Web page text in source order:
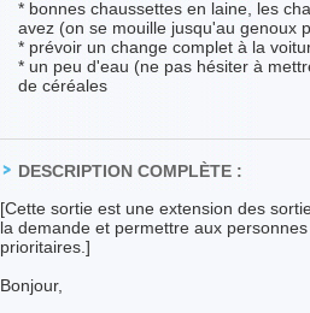
* bonnes chaussettes en laine, les
avez (on se mouille jusqu'au genoux
* prévoir un change complet à la
* un peu d'eau (ne pas hésiter à
de céréales
DESCRIPTION COMPLÈTE :
[Cette sortie est une extension des
la demande et permettre aux
prioritaires.]
Bonjour,